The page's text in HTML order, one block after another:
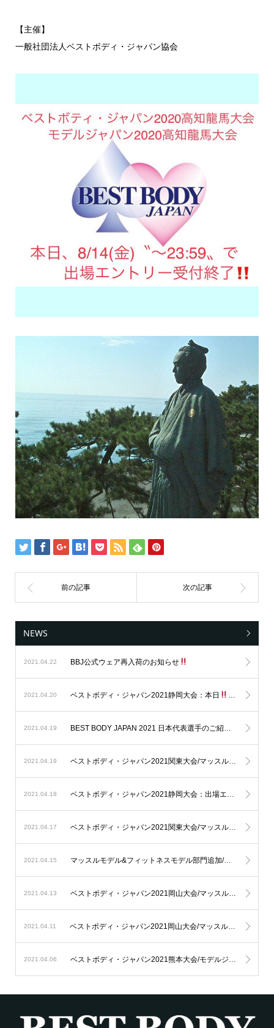
【主催】
一般社団法人ベストボディ・ジャパン協会
NEWS
2021.04.22 BBJ公式ウェア再入荷のお知らせ
2021.04.20 ベストボディ・ジャパン2021静岡大会：本日 出場エント
2021.04.19 BEST BODY JAPAN 2021 日本代表選手のご紹介
2021.04.19 ベストボディ・ジャパン2021関東大会/マッスルモデル&フィットネスモデル2021関東大会：本日
2021.04.18
2021.04.17 ベストボディ・ジャパン2021関東大会/マッスルモデル&フィットネスモデル2021関東大会：出場エントリー受付終了まで〝残り3日〟
2021.04.15 マッスルモデル&フィットネスモデル部門追加/会場変更のお知らせ
2021.04.13 ベストボディ・ジャパン2021岡山大会/マッスルモデル&フィットネスモデル2021岡山大会：本日
2021.04.11 ベストボディ・ジャパン2021岡山大会/マッスルモデル&フィットネスモデル2021岡山大会：出場エントリー受付終了まで〝残り3日〟
2021.04.06